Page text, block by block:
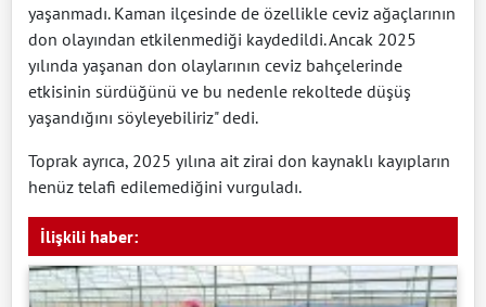
yaşanmadı. Kaman ilçesinde de özellikle ceviz ağaçlarının
don olayından etkilenmediği kaydedildi. Ancak 2025
yılında yaşanan don olaylarının ceviz bahçelerinde
etkisinin sürdüğünü ve bu nedenle rekoltede düşüş
yaşandığını söyleyebiliriz" dedi.
Toprak ayrıca, 2025 yılına ait zirai don kaynaklı kayıpların
henüz telafi edilemediğini vurguladı.
İlişkili haber: